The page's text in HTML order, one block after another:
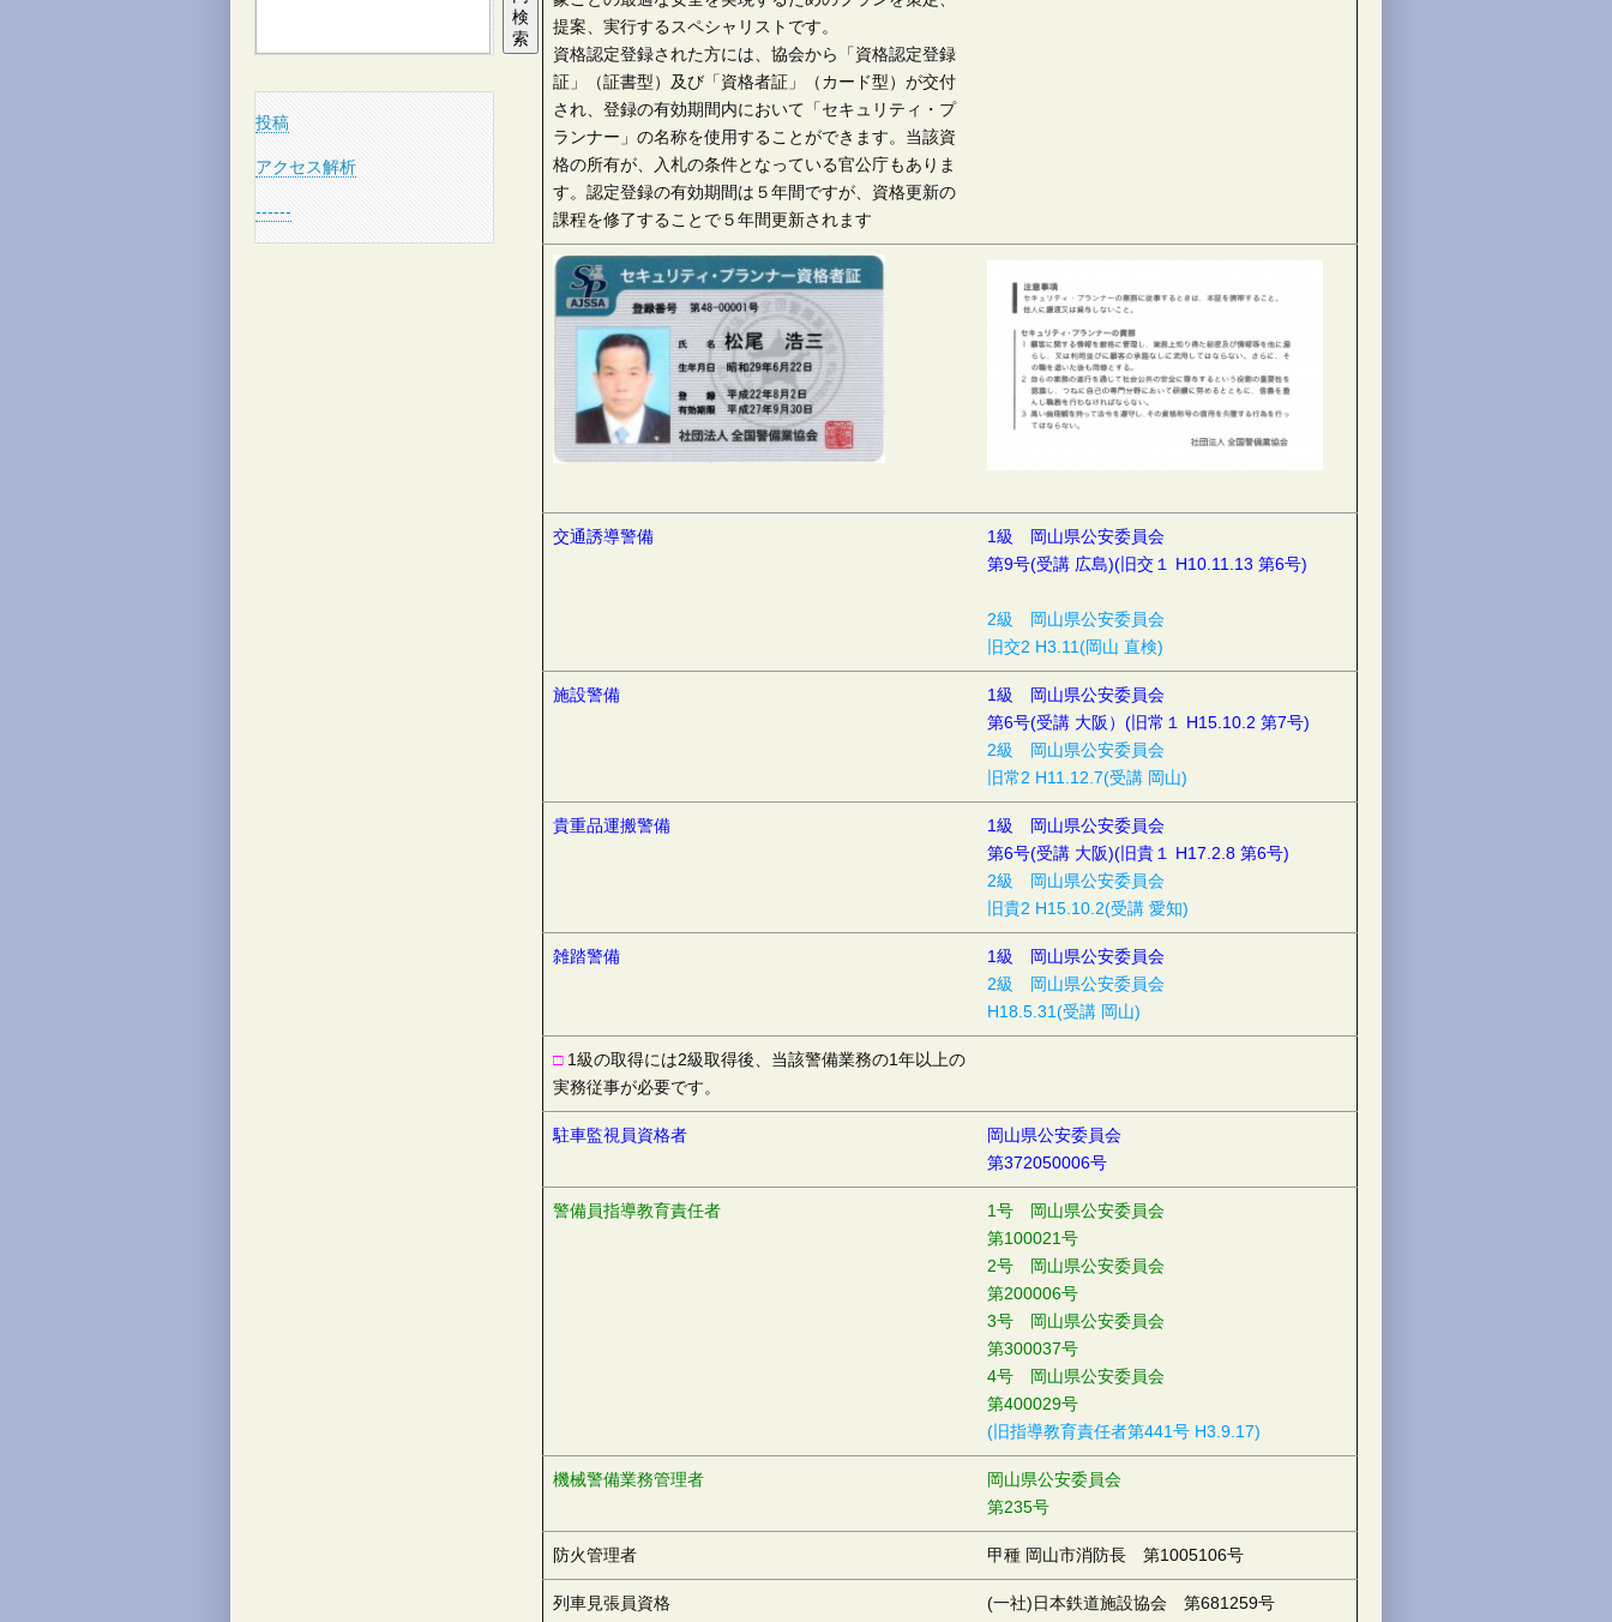
提案、実行するスペシャリストです。
資格認定登録された方には、協会から「資格認定登録
証」（証書型）及び「資格者証」（カード型）が交付
され、登録の有効期間内において「セキュリティ・プ
ランナー」の名称を使用することができます。当該資
格の所有が、入札の条件となっている官公庁もありま
す。認定登録の有効期間は５年間ですが、資格更新の
課程を修了することで５年間更新されます
交通誘導警備
1級 岡山県公安委員会
第9号(受講 広島)(旧交１ H10.11.13 第6号)
2級 岡山県公安委員会
旧交2 H3.11(岡山 直検)
施設警備
1級 岡山県公安委員会
第6号(受講 大阪）(旧常１ H15.10.2 第7号)
2級 岡山県公安委員会
旧常2 H11.12.7(受講 岡山)
貴重品運搬警備
1級 岡山県公安委員会
第6号(受講 大阪)(旧貴１ H17.2.8 第6号)
2級 岡山県公安委員会
旧貴2 H15.10.2(受講 愛知)
雑踏警備
1級 岡山県公安委員会
2級 岡山県公安委員会
H18.5.31(受講 岡山)
□1級の取得には2級取得後、当該警備業務の1年以上の
実務従事が必要です。
駐車監視員資格者
岡山県公安委員会
第372050006号
警備員指導教育責任者
1号 岡山県公安委員会
第100021号
2号 岡山県公安委員会
第200006号
3号 岡山県公安委員会
第300037号
4号 岡山県公安委員会
第400029号
(旧指導教育責任者第441号 H3.9.17)
機械警備業務管理者
岡山県公安委員会
第235号
防火管理者 甲種 岡山市消防長 第1005106号
列車見張員資格 (一社)日本鉄道施設協会 第681259号
検
索
投稿
アクセス解析
------